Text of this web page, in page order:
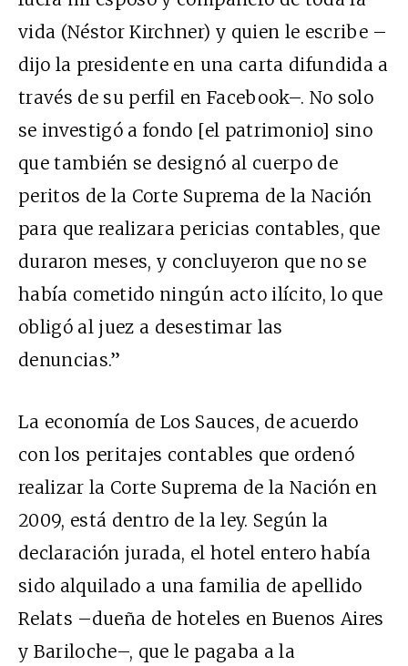
vida (Néstor Kirchner) y quien le escribe –
dijo la presidente en una carta difundida a
través de su perfil en Facebook–. No solo
se investigó a fondo [el patrimonio] sino
que también se designó al cuerpo de
peritos de la Corte Suprema de la Nación
para que realizara pericias contables, que
duraron meses, y concluyeron que no se
había cometido ningún acto ilícito, lo que
obligó al juez a desestimar las
denuncias.”
La economía de Los Sauces, de acuerdo
con los peritajes contables que ordenó
realizar la Corte Suprema de la Nación en
2009, está dentro de la ley. Según la
declaración jurada, el hotel entero había
sido alquilado a una familia de apellido
Relats –dueña de hoteles en Buenos Aires
y Bariloche–, que le pagaba a la